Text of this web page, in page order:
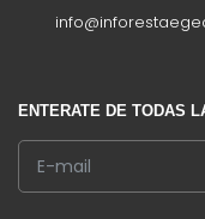
ENTERATE DE TODAS